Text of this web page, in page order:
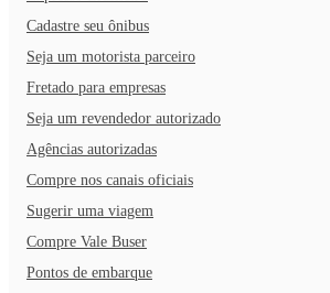
Cadastre seu ônibus
Seja um motorista parceiro
Fretado para empresas
Seja um revendedor autorizado
Agências autorizadas
Compre nos canais oficiais
Sugerir uma viagem
Compre Vale Buser
Pontos de embarque